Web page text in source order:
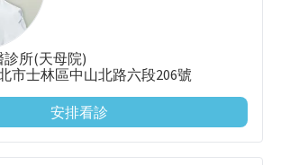
所(天母院)
市士林區中山北路六段206號
安排看診